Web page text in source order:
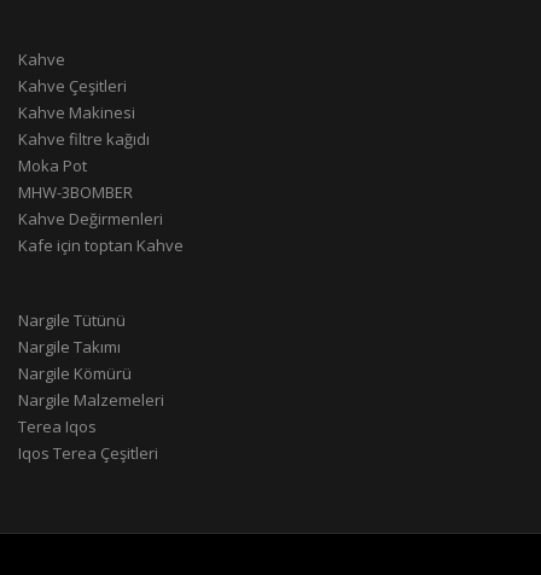
Kahve
Kahve Çeşitleri
Kahve Makinesi
Kahve filtre kağıdı
Moka Pot
MHW-3BOMBER
Kahve Değirmenleri
Kafe için toptan Kahve
Nargile Tütünü
Nargile Takımı
Nargile Kömürü
Nargile Malzemeleri
Terea Iqos
Iqos Terea Çeşitleri